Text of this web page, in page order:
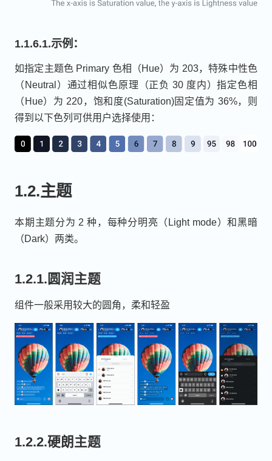
1.1.6.1.示例：
如指定主题色 Primary 色相（Hue）为 203，特殊中性色
（Neutral）通过相似色原理（正负 30 度内）指定色相
（Hue）为 220，饱和度(Saturation)固定值为 36%，则
得到以下色列可供用户选择使用：
1.2.主题
本期主题分为 2 种，每种分明亮（Light mode）和黑暗
（Dark）两类。
1.2.1.圆润主题
组件一般采用较大的圆角，柔和轻盈
1.2.2.硬朗主题